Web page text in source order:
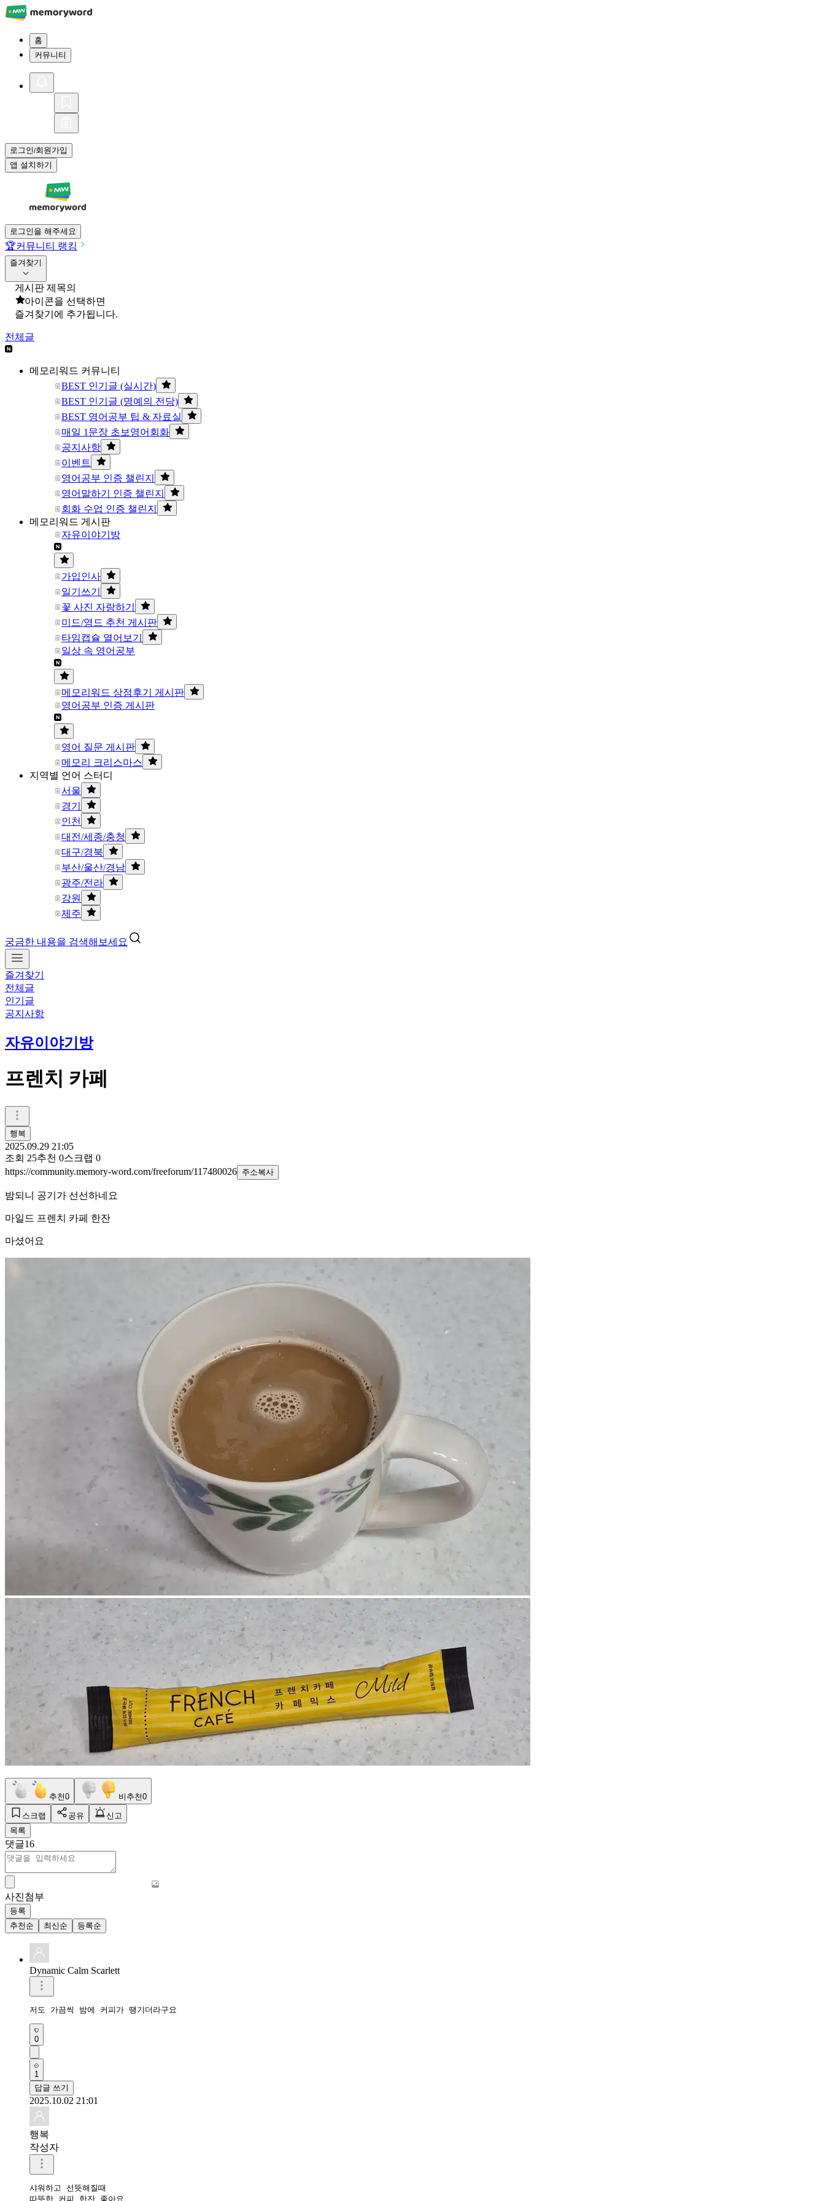
홈
커뮤니티
로그인/회원가입
앱 설치하기
로그인을 해주세요
🏆커뮤니티 랭킹
즐겨찾기
게시판 제목의
아이콘을 선택하면
즐겨찾기에 추가됩니다.
전체글
메모리워드 커뮤니티
BEST 인기글 (실시간)
BEST 인기글 (명예의 전당)
BEST 영어공부 팁 & 자료실
매일 1문장 초보영어회화
공지사항
이벤트
영어공부 인증 챌린지
영어말하기 인증 챌린지
회화 수업 인증 챌린지
메모리워드 게시판
자유이야기방
가입인사
일기쓰기
꽃 사진 자랑하기
미드/영드 추천 게시판
타임캡슐 열어보기
일상 속 영어공부
메모리워드 상점후기 게시판
영어공부 인증 게시판
영어 질문 게시판
메모리 크리스마스
지역별 언어 스터디
서울
경기
인천
대전/세종/충청
대구/경북
부산/울산/경남
광주/전라
강원
제주
궁금한 내용을 검색해보세요
즐겨찾기
전체글
인기글
공지사항
자유이야기방
프렌치 카페
행복
2025.09.29 21:05
조회 25추천 0스크랩 0
https://community.memory-word.com/freeforum/117480026 주소복사
밤되니 공기가 선선하네요
마일드 프렌치 카페 한잔
마셨어요
추천0 비추천0
스크랩 공유
신고
목록
댓글16
사진첨부
등록
추천순
최신순 등록순
Dynamic Calm Scarlett
저도 가끔씩 밤에 커피가 땡기더라구요
0
1
답글 쓰기
2025.10.02 21:01
행복
작성자
샤워하고 선뜻해질때
따뜻한 커피 한잔 좋아요